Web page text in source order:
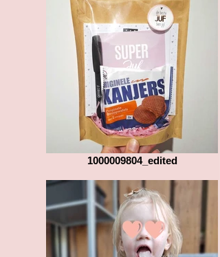
1000009804_edited